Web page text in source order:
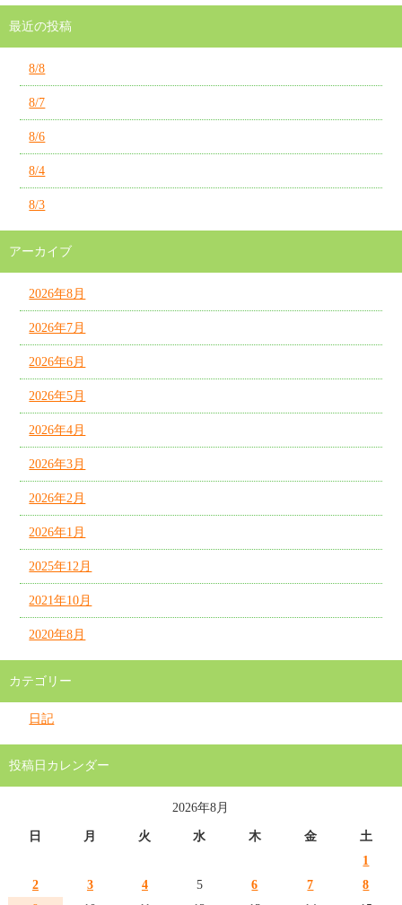
最近の投稿
8/8
8/7
8/6
8/4
8/3
アーカイブ
2026年8月
2026年7月
2026年6月
2026年5月
2026年4月
2026年3月
2026年2月
2026年1月
2025年12月
2021年10月
2020年8月
カテゴリー
日記
投稿日カレンダー
2026年8月
日 月 火 水 木 金
土
1
2
3 4 5 6 7
8